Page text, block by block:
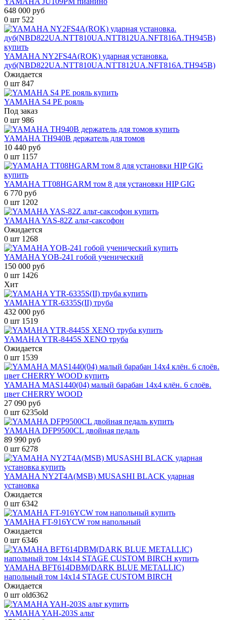
648 000 руб
0 шт 522
YAMAHA NY2FS4A(ROK) ударная установка.
дуб(NBD822UA.NTT810UA.NTT812UA.NFT816A.TH945B)
Ожидается
0 шт 847
YAMAHA S4 PE рояль
Под заказ
0 шт 986
YAMAHA TH940B держатель для томов
10 440 руб
0 шт 1157
YAMAHA TT08HGARM том 8 для установки HIP GIG
6 770 руб
0 шт 1202
YAMAHA YAS-82Z альт-саксофон
Ожидается
0 шт 1268
YAMAHA YOB-241 гобой ученический
150 000 руб
0 шт 1426
Хит
YAMAHA YTR-6335S(II) труба
432 000 руб
0 шт 1519
YAMAHA YTR-8445S XENO труба
Ожидается
0 шт 1539
YAMAHA MAS1440(04) малый барабан 14х4 клён. 6 слоёв.
цвет CHERRY WOOD
27 090 руб
0 шт 6235old
YAMAHA DFP9500CL двойная педаль
89 990 руб
0 шт 6278
YAMAHA NY2T4A(MSB) MUSASHI BLACK ударная
установка
Ожидается
0 шт 6342
YAMAHA FT-916YCW том напольный
Ожидается
0 шт 6346
YAMAHA BFT614DBM(DARK BLUE METALLIC)
напольный том 14х14 STAGE CUSTOM BIRCH
Ожидается
0 шт old6362
YAMAHA YAH-203S альт